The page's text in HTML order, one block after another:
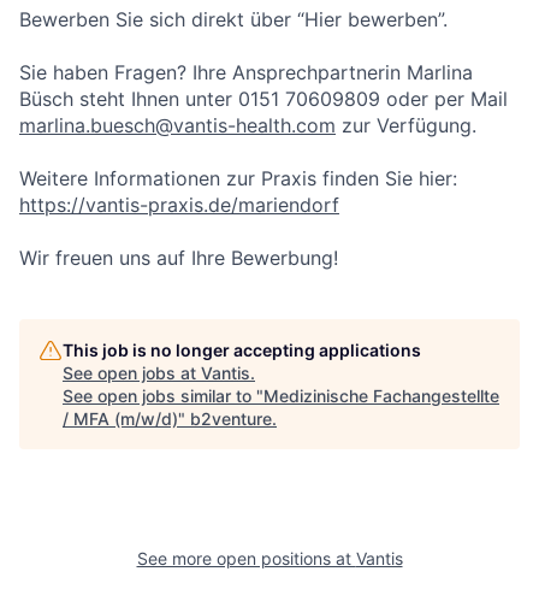
Bewerben Sie sich direkt über “Hier bewerben”.
Sie haben Fragen? Ihre Ansprechpartnerin Marlina
Büsch steht Ihnen unter 0151 70609809 oder per Mail
marlina.buesch@vantis-health.com zur Verfügung.
Weitere Informationen zur Praxis finden Sie hier:
https://vantis-praxis.de/mariendorf
Wir freuen uns auf Ihre Bewerbung!
This job is no longer accepting applications
See open jobs at Vantis.
See open jobs similar to "Medizinische Fachangestellte
/ MFA (m/w/d)" b2venture.
See more open positions at Vantis